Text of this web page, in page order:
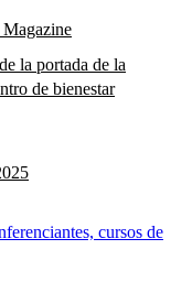
cursos de